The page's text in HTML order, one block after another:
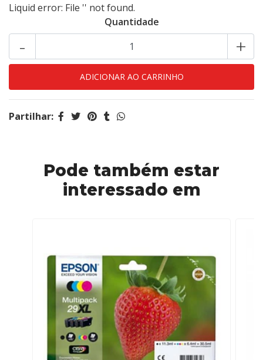
Liquid error: File '' not found.
Quantidade
+
-
Partilhar:
Pode também estar
interessado em